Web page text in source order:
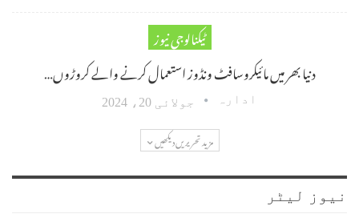
ٹیکنالوجی نیوز
دنیا بھر میں مائیکروسافٹ ونڈوز استعمال کرنے والے کروڑوں…
ادارہ جولائی 20، 2024
مزید تحریریں دیکھیں
نیوز لیٹر